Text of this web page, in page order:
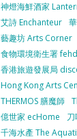
神燈海鮮酒家
艾詩 Enchanteur
藝趣坊 Arts Corner
食物環境衛生署
香港旅遊發展局
Hong Kong Arts
THERMOS 膳魔師
億世家 ecHome
千海水產 The